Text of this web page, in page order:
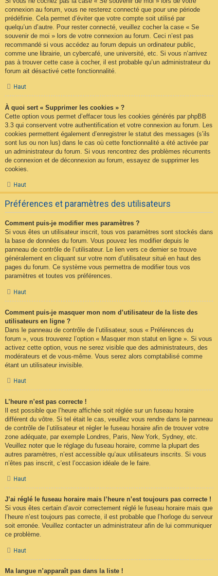
connexion au forum, vous ne resterez connecté que pour une période
prédéfinie. Cela permet d’éviter que votre compte soit utilisé par
quelqu’un d’autre. Pour rester connecté, veuillez cocher la case « Se
souvenir de moi » lors de votre connexion au forum. Ceci n’est pas
recommandé si vous accédez au forum depuis un ordinateur public,
comme une librairie, un cybercafé, une université, etc. Si vous n’arrivez
pas à trouver cette case à cocher, il est probable qu’un administrateur du
forum ait désactivé cette fonctionnalité.
Haut
À quoi sert « Supprimer les cookies » ?
Cette option vous permet d’effacer tous les cookies générés par phpBB
3.3 qui conservent votre authentification et votre connexion au forum. Les
cookies permettent également d’enregistrer le statut des messages (s’ils
sont lus ou non lus) dans le cas où cette fonctionnalité a été activée par
un administrateur du forum. Si vous rencontrez des problèmes récurrents
de connexion et de déconnexion au forum, essayez de supprimer les
cookies.
Haut
Préférences et paramètres des utilisateurs
Comment puis-je modifier mes paramètres ?
Si vous êtes un utilisateur inscrit, tous vos paramètres sont stockés dans
la base de données du forum. Vous pouvez les modifier depuis le
panneau de contrôle de l’utilisateur. Le lien vers ce dernier se trouve
généralement en cliquant sur votre nom d’utilisateur situé en haut des
pages du forum. Ce système vous permettra de modifier tous vos
paramètres et toutes vos préférences.
Haut
Comment puis-je masquer mon nom d’utilisateur de la liste des
utilisateurs en ligne ?
Dans le panneau de contrôle de l’utilisateur, sous « Préférences du
forum », vous trouverez l’option « Masquer mon statut en ligne ». Si vous
activez cette option, vous ne serez visible que des administrateurs, des
modérateurs et de vous-même. Vous serez alors comptabilisé comme
étant un utilisateur invisible.
Haut
L’heure n’est pas correcte !
Il est possible que l’heure affichée soit réglée sur un fuseau horaire
différent du vôtre. Si tel était le cas, veuillez vous rendre dans le panneau
de contrôle de l’utilisateur et régler le fuseau horaire afin de trouver votre
zone adéquate, par exemple Londres, Paris, New York, Sydney, etc.
Veuillez noter que le réglage du fuseau horaire, comme la plupart des
autres paramètres, n’est accessible qu’aux utilisateurs inscrits. Si vous
n’êtes pas inscrit, c’est l’occasion idéale de le faire.
Haut
J’ai réglé le fuseau horaire mais l’heure n’est toujours pas correcte !
Si vous êtes certain d’avoir correctement réglé le fuseau horaire mais que
l’heure n’est toujours pas correcte, il est probable que l’horloge du serveur
soit erronée. Veuillez contacter un administrateur afin de lui communiquer
ce problème.
Haut
Ma langue n’apparaît pas dans la liste !